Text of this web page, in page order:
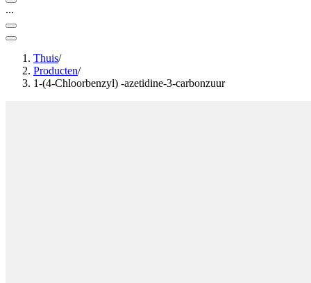
...
Thuis/
Producten/
1-(4-Chloorbenzyl) -azetidine-3-carbonzuur